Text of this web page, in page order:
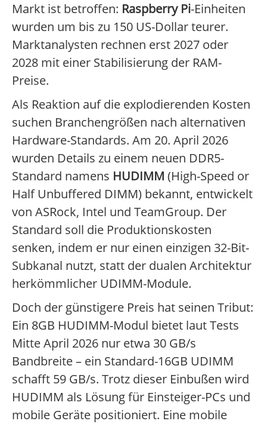
Markt ist betroffen: Raspberry Pi-Einheiten
wurden um bis zu 150 US-Dollar teurer.
Marktanalysten rechnen erst 2027 oder
2028 mit einer Stabilisierung der RAM-
Preise.
Als Reaktion auf die explodierenden Kosten
suchen Branchengrößen nach alternativen
Hardware-Standards. Am 20. April 2026
wurden Details zu einem neuen DDR5-
Standard namens HUDIMM (High-Speed or
Half Unbuffered DIMM) bekannt, entwickelt
von ASRock, Intel und TeamGroup. Der
Standard soll die Produktionskosten
senken, indem er nur einen einzigen 32-Bit-
Subkanal nutzt, statt der dualen Architektur
herkömmlicher UDIMM-Module.
Doch der günstigere Preis hat seinen Tribut:
Ein 8GB HUDIMM-Modul bietet laut Tests
Mitte April 2026 nur etwa 30 GB/s
Bandbreite – ein Standard-16GB UDIMM
schafft 59 GB/s. Trotz dieser Einbußen wird
HUDIMM als Lösung für Einsteiger-PCs und
mobile Geräte positioniert. Eine mobile